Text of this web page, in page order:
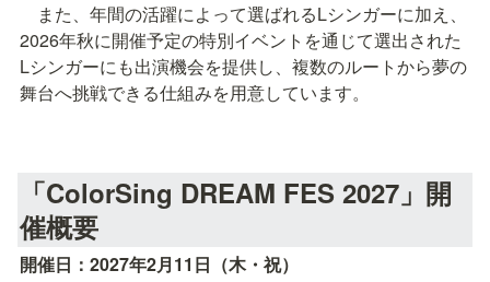
また、年間の活躍によって選ばれるLシンガーに加え、
2026年秋に開催予定の特別イベントを通じて選出された
Lシンガーにも出演機会を提供し、複数のルートから夢の
舞台へ挑戦できる仕組みを用意しています。
「ColorSing DREAM FES 2027」開
催概要
開催日：2027年2月11日（木・祝）